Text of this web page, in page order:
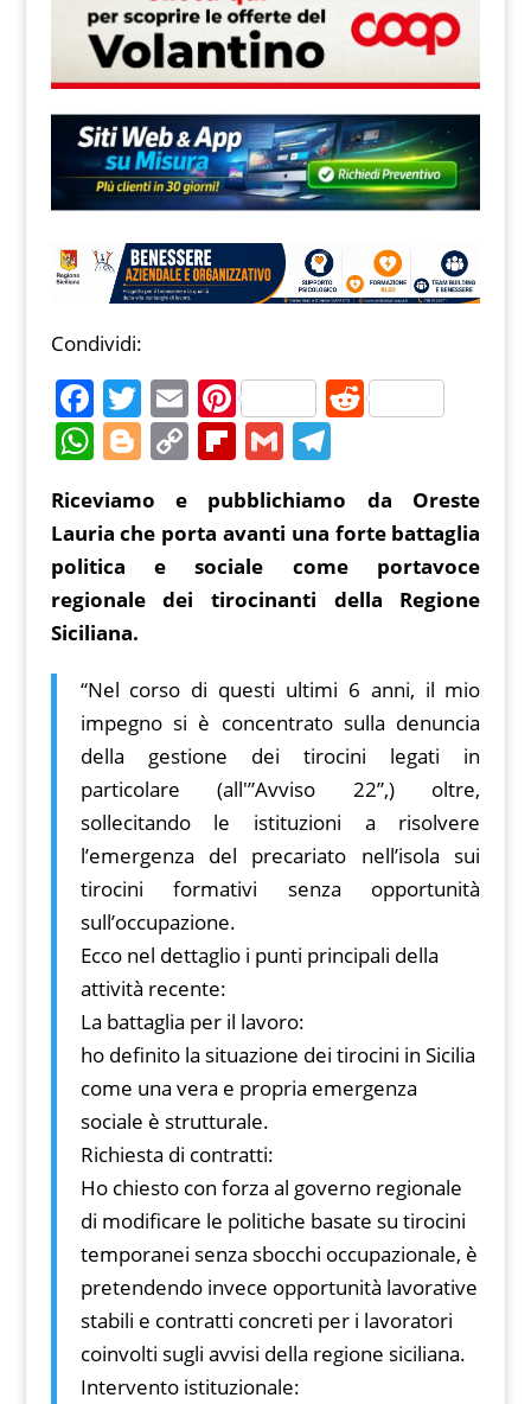
Condividi:
F
a
c
e
b
o
o
T
w
itt
er
E
m
ai
Pi
nt
er
e
st
R
di
t
W
h
at
s
A
p
p
Bl
g
g
er
C
p
y
Li
k
Fl
ip
b
o
ar
G
m
ai
l
T
e
gr
a
Riceviamo e pubblichiamo da Oreste
Lauria che porta avanti una forte battaglia
politica e sociale come portavoce
regionale dei tirocinanti della Regione
Siciliana.
“Nel corso di questi ultimi 6 anni, il mio
impegno si è concentrato sulla denuncia
della gestione dei tirocini legati in
particolare (all'”Avviso 22”,) oltre,
sollecitando le istituzioni a risolvere
l’emergenza del precariato nell’isola sui
tirocini formativi senza opportunità
sull’occupazione.
Ecco nel dettaglio i punti principali della
attività recente:
La battaglia per il lavoro:
ho definito la situazione dei tirocini in Sicilia
come una vera e propria emergenza
sociale è strutturale.
Richiesta di contratti:
Ho chiesto con forza al governo regionale
di modificare le politiche basate su tirocini
temporanei senza sbocchi occupazionale, è
pretendendo invece opportunità lavorative
stabili e contratti concreti per i lavoratori
coinvolti sugli avvisi della regione siciliana.
Intervento istituzionale: